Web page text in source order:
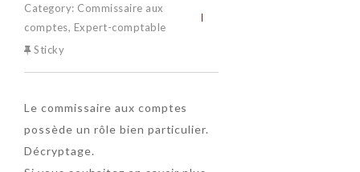
Category: Commissaire aux
comptes, Expert-comptable
Sticky
Le commissaire aux comptes
possède un rôle bien particulier.
Décryptage.